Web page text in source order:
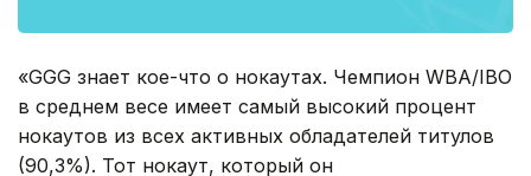
«GGG знает кое-что о нокаутах. Чемпион WBA/IBO
в среднем весе имеет самый высокий процент
нокаутов из всех активных обладателей титулов
(90,3%). Тот нокаут, который он